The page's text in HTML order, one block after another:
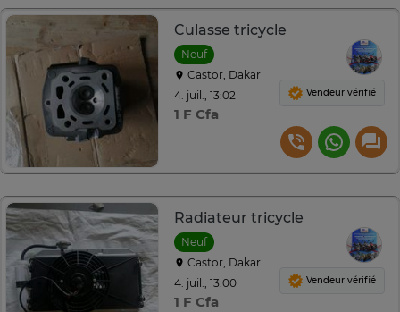
Culasse tricycle
Neuf
Castor, Dakar
4. juil., 13:02
1 F Cfa
Vendeur vérifié
Radiateur tricycle
Neuf
Castor, Dakar
4. juil., 13:00
1 F Cfa
Vendeur vérifié